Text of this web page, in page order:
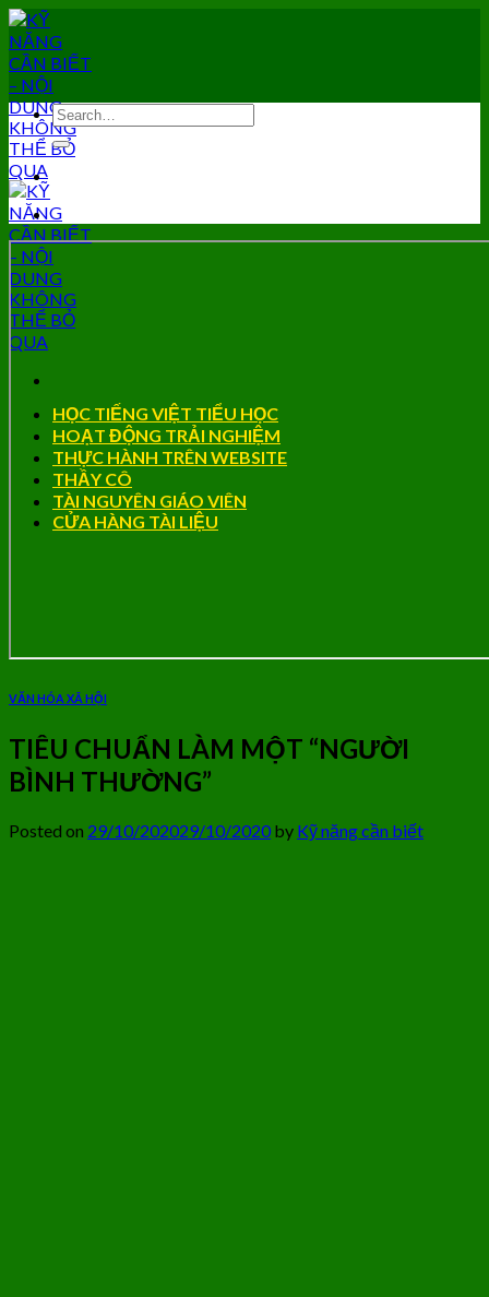
Skip
to
content
HỌC TIẾNG VIỆT TIỂU HỌC
HOẠT ĐỘNG TRẢI NGHIỆM
THỰC HÀNH TRÊN WEBSITE
THẦY CÔ
TÀI NGUYÊN GIÁO VIÊN
CỬA HÀNG TÀI LIỆU
VĂN HÓA XÃ HỘI
TIÊU CHUẨN LÀM MỘT “NGƯỜI
BÌNH THƯỜNG”
Posted on 29/10/202029/10/2020by Kỹ năng cần biết